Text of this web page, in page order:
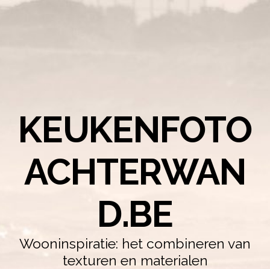
KEUKENFOTO
ACHTERWAN
D.BE
Wooninspiratie: het combineren van
texturen en materialen